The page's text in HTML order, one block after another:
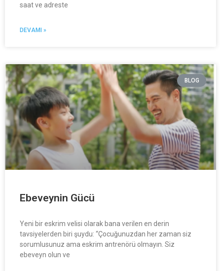
saat ve adreste
DEVAMI »
BLOG
Ebeveynin Gücü
Yeni bir eskrim velisi olarak bana verilen en derin
tavsiyelerden biri şuydu: “Çocuğunuzdan her zaman siz
sorumlusunuz ama eskrim antrenörü olmayın. Siz
ebeveyn olun ve